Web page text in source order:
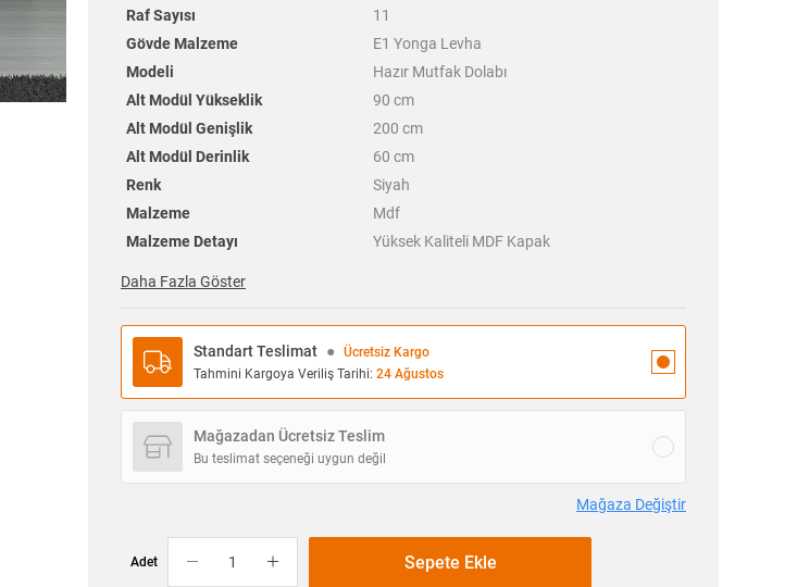
Raf Sayısı
11
Gövde Malzeme
E1 Yonga Levha
Modeli
Hazır Mutfak Dolabı
Alt Modül Yükseklik
90 cm
Alt Modül Genişlik
200 cm
Alt Modül Derinlik
60 cm
Renk
Siyah
Malzeme
Mdf
Malzeme Detayı
Yüksek Kaliteli MDF Kapak
Daha Fazla Göster
Standart Teslimat ●
Ücretsiz Kargo
Tahmini Kargoya Veriliş Tarihi: 24 Ağustos
Mağazadan Ücretsiz Teslim
Bu teslimat seçeneği uygun değil
Mağaza Değiştir
Adet Sepete Ekle